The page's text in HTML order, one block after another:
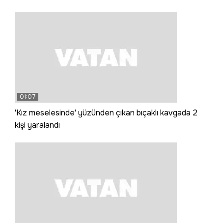
01:07
'Kız meselesinde' yüzünden çıkan bıçaklı kavgada 2
kişi yaralandı